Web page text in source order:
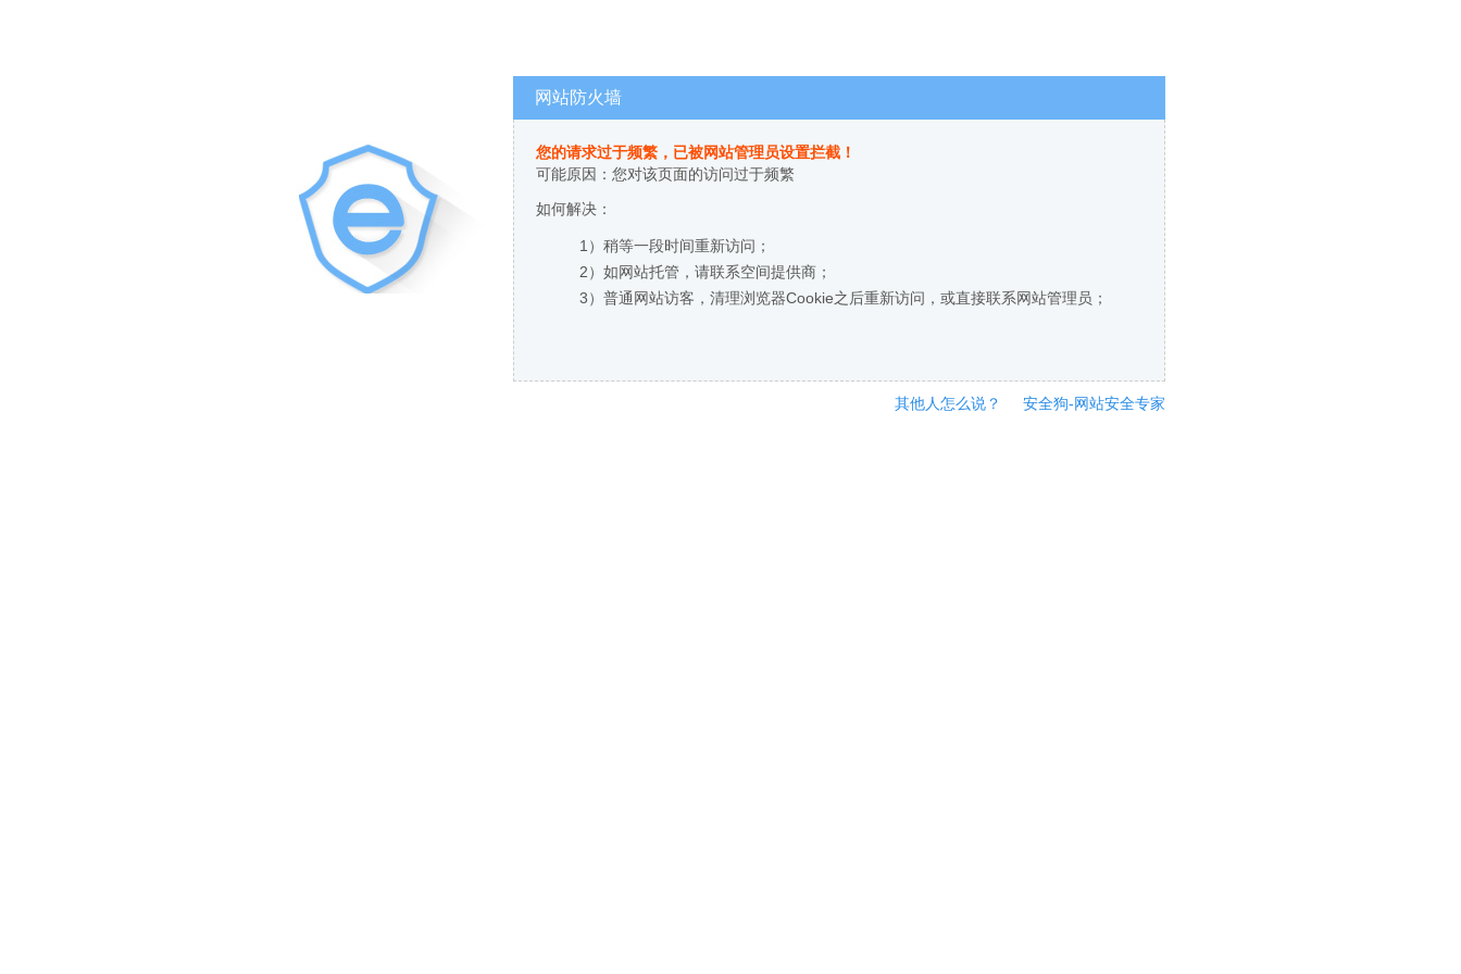
网站防火墙
您的请求过于频繁，已被网站管理员设置拦截！
可能原因：您对该页面的访问过于频繁
如何解决：
1）稍等一段时间重新访问；
2）如网站托管，请联系空间提供商；
3）普通网站访客，清理浏览器Cookie之后重新访问，或直接联系网站管理员；
其他人怎么说？ 安全狗-网站安全专家